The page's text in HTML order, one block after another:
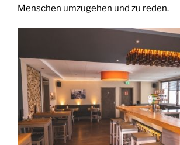
Men­schen umzu­ge­hen und zu reden.